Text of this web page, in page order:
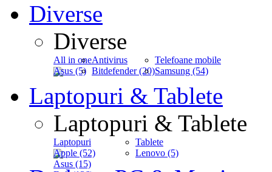
Diverse
Diverse
All in one
Asus (5)
Antivirus
Bitdefender (20)
Telefoane mobile
Samsung (54)
Laptopuri & Tablete
Laptopuri & Tablete
Laptopuri
Apple (52)
Asus (15)
Tablete
Lenovo (5)